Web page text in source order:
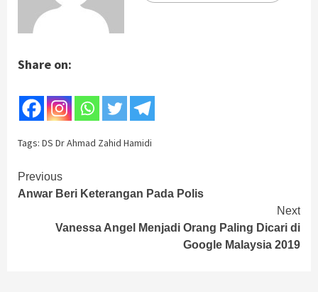
Share on:
Tags: DS Dr Ahmad Zahid Hamidi
Continue
Reading
Previous
Anwar Beri Keterangan Pada Polis
Next
Vanessa Angel Menjadi Orang Paling Dicari di
Google Malaysia 2019